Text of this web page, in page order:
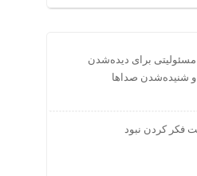
مسئولیتی برای دیده‌شدن
و شنیده‌شدن صداها
فکر کردن نبود